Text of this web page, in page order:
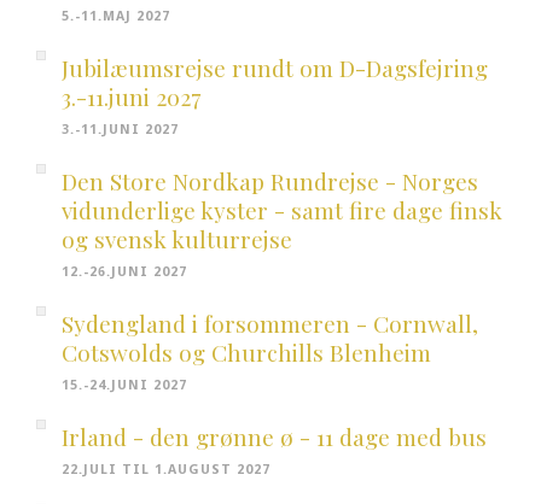
5.-11.MAJ 2027
Jubilæumsrejse rundt om D-Dagsfejring
3.-11.juni 2027
3.-11.JUNI 2027
Den Store Nordkap Rundrejse - Norges
vidunderlige kyster - samt fire dage finsk
og svensk kulturrejse
12.-26.JUNI 2027
Sydengland i forsommeren - Cornwall,
Cotswolds og Churchills Blenheim
15.-24.JUNI 2027
Irland - den grønne ø - 11 dage med bus
22.JULI TIL 1.AUGUST 2027